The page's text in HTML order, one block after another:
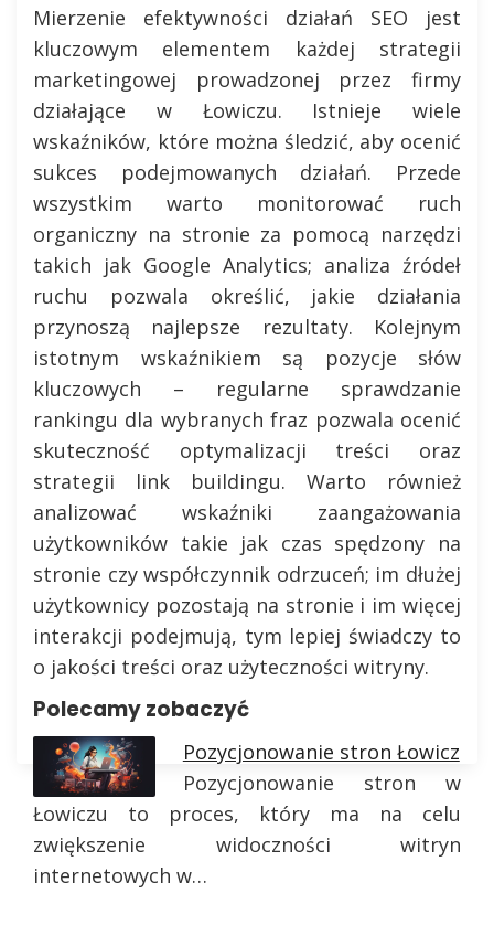
Mierzenie efektywności działań SEO jest
kluczowym elementem każdej strategii
marketingowej prowadzonej przez firmy
działające w Łowiczu. Istnieje wiele
wskaźników, które można śledzić, aby ocenić
sukces podejmowanych działań. Przede
wszystkim warto monitorować ruch
organiczny na stronie za pomocą narzędzi
takich jak Google Analytics; analiza źródeł
ruchu pozwala określić, jakie działania
przynoszą najlepsze rezultaty. Kolejnym
istotnym wskaźnikiem są pozycje słów
kluczowych – regularne sprawdzanie
rankingu dla wybranych fraz pozwala ocenić
skuteczność optymalizacji treści oraz
strategii link buildingu. Warto również
analizować wskaźniki zaangażowania
użytkowników takie jak czas spędzony na
stronie czy współczynnik odrzuceń; im dłużej
użytkownicy pozostają na stronie i im więcej
interakcji podejmują, tym lepiej świadczy to
o jakości treści oraz użyteczności witryny.
Polecamy zobaczyć
Pozycjonowanie stron Łowicz
Pozycjonowanie stron w
Łowiczu to proces, który ma na celu
zwiększenie widoczności witryn
internetowych w…